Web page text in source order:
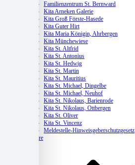
Familienzentrum St. Bernward
Kita Arneken Galerie
Kita Groß Förste-Hasede
Kita Guter Hirt
Kita Maria Königin, Ahrbergen
Kita Münchewiese
Kita St. Altfrid
Kita St. Antonius
Kita St. Hedwig
Kita St. Martin
Kita St. Mauritius
Kita St. Michael, Dingelbe
Kita St. Michael, Neuhof
Kita St. Nikolaus, Barienrode
Kita St. Nikolaus, Ottbergen
Kita St. Oliver
Kita St. Vincenz
Meldestelle-Hinweisgeberschutzgesetz
Karriere